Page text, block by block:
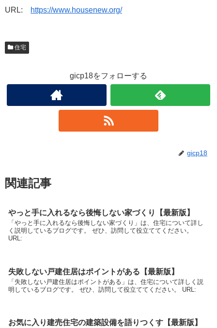
URL: https://www.housenew.org/
住宅
gicp18をフォローする
gicp18
関連記事
やっと手に入れるなら後悔しない家づくり【最新版】
「やっと手に入れるなら後悔しない家づくり」は、住宅について詳し
く説明しているブログです。 ぜひ、訪問して役立ててください。
URL:
失敗しない戸建住居はポイントがある【最新版】
「失敗しない戸建住居はポイントがある」は、住宅について詳しく説
明しているブログです。 ぜひ、訪問して役立ててください。 URL:
お気に入り建売住宅の建築設備を語りつくす【最新版】